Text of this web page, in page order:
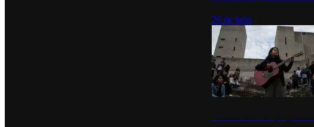
26 de julio